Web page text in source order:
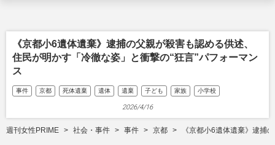
《京都小6遺体遺棄》逮捕の父親が殺害も認める供述、
住民が明かす「冷徹な姿」と衝撃の“狂言”パフォーマン
ス
事件 京都 死体遺棄 遺体 遺棄 子ども 家族 小学校
2026/4/16
週刊女性PRIME 社会・事件 事件 京都 《京都小6遺体遺棄》逮捕